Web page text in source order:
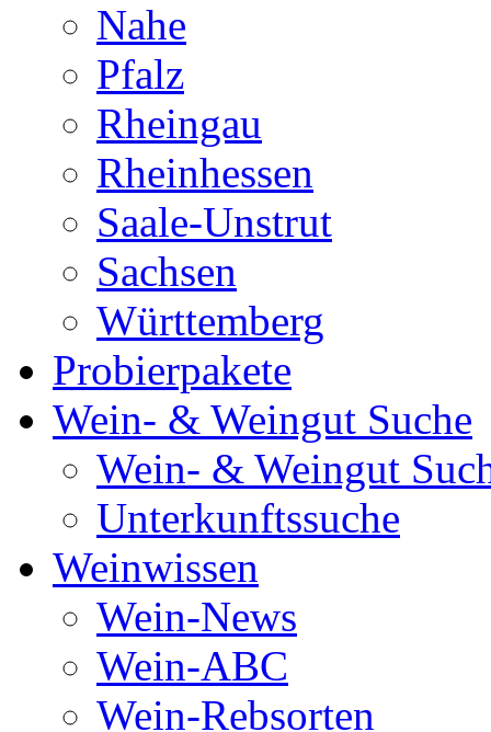
Nahe
Pfalz
Rheingau
Rheinhessen
Saale-Unstrut
Sachsen
Württemberg
Probierpakete
Wein- & Weingut Suche
Wein- & Weingut
Unterkunftssuche
Weinwissen
Wein-News
Wein-ABC
Wein-Rebsorten